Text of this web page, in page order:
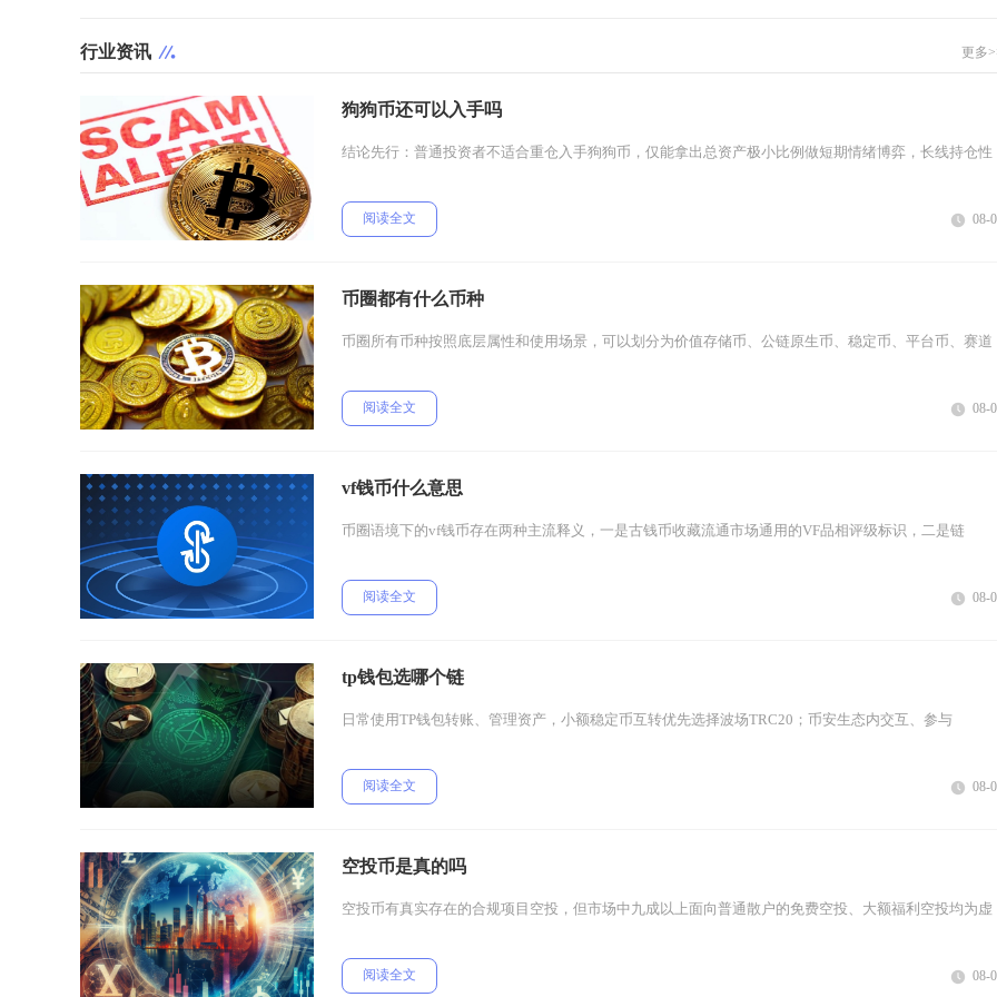
行业资讯 更多
狗狗币还可以入手吗
结论先行：普通投资者不适合重仓入手狗狗币，仅能拿出总资产极小比例做短期情绪博弈，长线持仓性
阅读全文 08-
币圈都有什么币种
币圈所有币种按照底层属性和使用场景，可以划分为价值存储币、公链原生币、稳定币、平台币、赛道
阅读全文 08-
vf钱币什么意思
币圈语境下的vf钱币存在两种主流释义，一是古钱币收藏流通市场通用的VF品相评级标识，二是链
阅读全文 08-
tp钱包选哪个链
日常使用TP钱包转账、管理资产，小额稳定币互转优先选择波场TRC20；币安生态内交互、参与
阅读全文 08-
空投币是真的吗
空投币有真实存在的合规项目空投，但市场中九成以上面向普通散户的免费空投、大额福利空投均为虚
阅读全文 08-